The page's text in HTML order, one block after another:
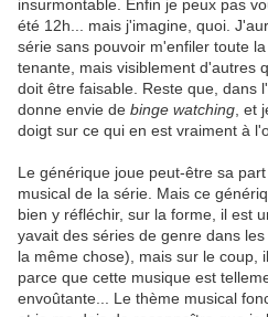
insurmontable. Enfin je peux pas
été 12h... mais j'imagine, quoi.
série sans pouvoir m'enfiler toute
tenante, mais visiblement d'autres
doit être faisable. Reste que, dans
donne envie de binge watching , et
doigt sur ce qui en est vraiment à
Le générique joue peut-être sa
musical de la série. Mais ce
bien y réfléchir, sur la forme, il est
yavait des séries de genre dans
la même chose), mais sur le coup,
parce que cette musique est
envoûtante... Le thème musical